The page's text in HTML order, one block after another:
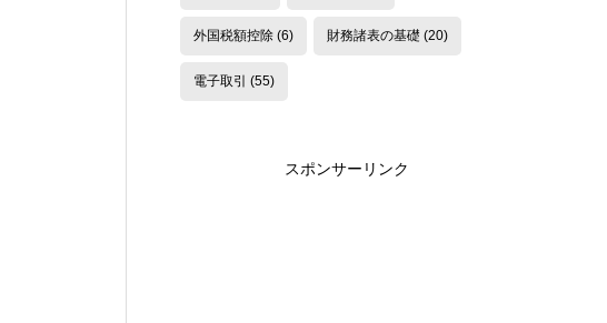
外国税額控除(6) 財務諸表の基礎 (20)
電子取引 (55)
スポンサーリンク